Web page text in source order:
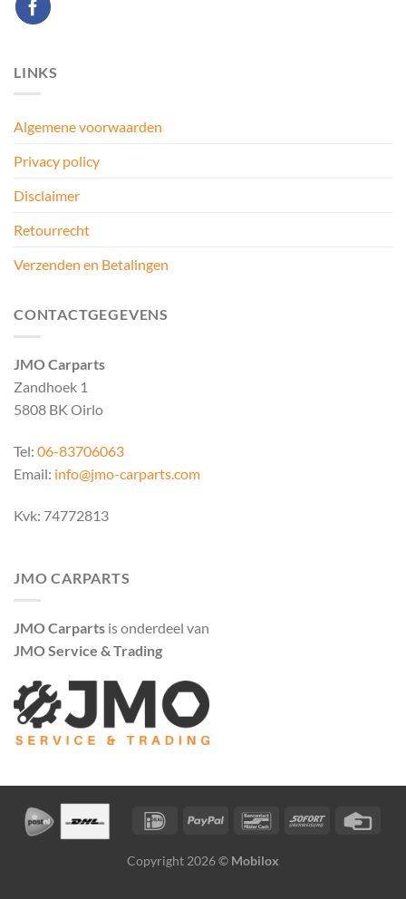
LINKS
Algemene voorwaarden
Privacy policy
Disclaimer
Retourrecht
Verzenden en Betalingen
CONTACTGEGEVENS
JMO Carparts
Zandhoek 1
5808 BK Oirlo
Tel: 06-83706063
Email: info@jmo-carparts.com
Kvk: 74772813
JMO CARPARTS
JMO Carparts is onderdeel van
JMO Service & Trading
Copyright 2026 © Mobilox